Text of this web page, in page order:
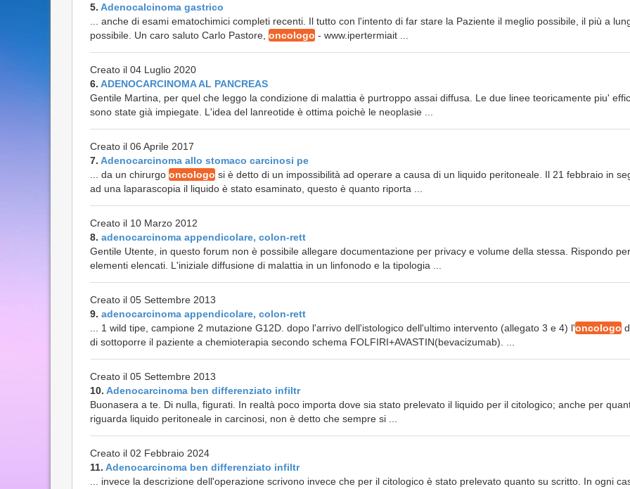
5. Adenocalcinoma gastrico
... anche di esami ematochimici completi recenti. Il tutto con l'intento di far stare la Paziente il meglio possibile, il più a
possibile. Un caro saluto Carlo Pastore, oncologo - www.ipertermiait ...
Creato il 04 Luglio 2020
6. ADENOCARCINOMA AL PANCREAS
Gentile Martina, per quel che leggo la condizione di malattia è purtroppo assai diffusa. Le due linee teoricamente piu'
sono state già impiegate. L'idea del lanreotide è ottima poichè le neoplasie ...
Creato il 06 Aprile 2017
7. Adenocarcinoma allo stomaco carcinosi pe
... da un chirurgo oncologo si è detto di un impossibilità ad operare a causa di un liquido peritoneale. Il 21 febbraio in
ad una laparascopia il liquido è stato esaminato, questo è quanto riporta ...
Creato il 10 Marzo 2012
8. adenocarcinoma appendicolare, colon-rett
Gentile Utente, in questo forum non è possibile allegare documentazione per privacy e volume della stessa. Rispondo
elementi elencati. L'iniziale diffusione di malattia in un linfonodo e la tipologia ...
Creato il 05 Settembre 2013
9. adenocarcinoma appendicolare, colon-rett
... 1 wild tipe, campione 2 mutazione G12D. dopo l'arrivo dell'istologico dell'ultimo intervento (allegato 3 e 4) l'oncologo
di sottoporre il paziente a chemioterapia secondo schema FOLFIRI+AVASTIN(bevacizumab). ...
Creato il 05 Settembre 2013
10. Adenocarcinoma ben differenziato infiltr
Buonasera a te. Di nulla, figurati. In realtà poco importa dove sia stato prelevato il liquido per il citologico; anche per
riguarda liquido peritoneale in carcinosi, non è detto che sempre si ...
Creato il 02 Febbraio 2024
11. Adenocarcinoma ben differenziato infiltr
... invece la descrizione dell'operazione scrivono invece che per il citologico è stato prelevato quanto su scritto. In ogni